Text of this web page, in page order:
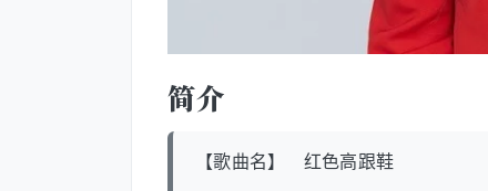
简介
【歌曲名】 红色高跟鞋